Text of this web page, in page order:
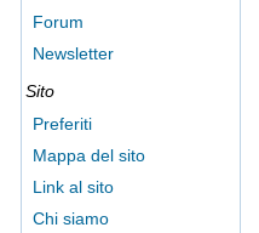
Forum
Newsletter
Sito
Preferiti
Mappa del sito
Link al sito
Chi siamo